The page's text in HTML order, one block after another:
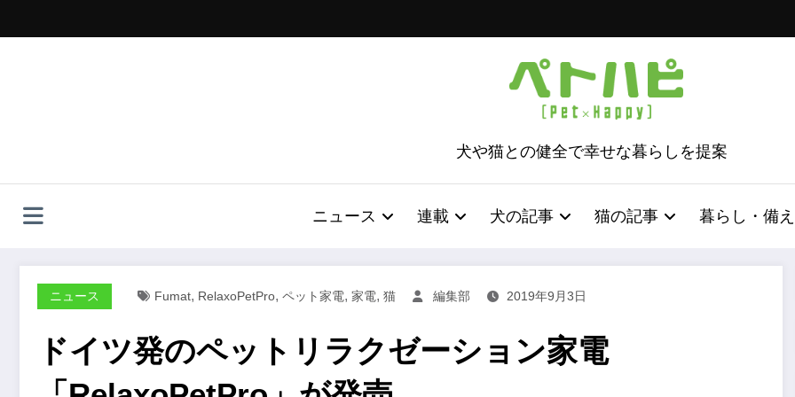
ッ
犬や猫との健全で幸せな暮らしを提案
ニュース 連載 犬の記事 猫の記事 暮らし・備え
ニュース Fumat, RelaxoPetPro, ペット家電, 家電, 猫 編集部 2019年9月3日
ドイツ発のペットリラクゼーション家電